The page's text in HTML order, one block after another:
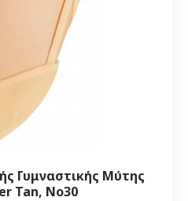
Γυμναστικής Μύτης
Tan, Νο30